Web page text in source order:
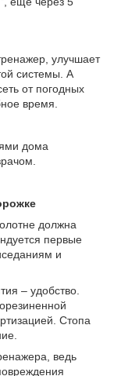
улучшает
системы. А
от погодных
время.
дома
должна
первые
и
– удобство.
Стопа
ведь